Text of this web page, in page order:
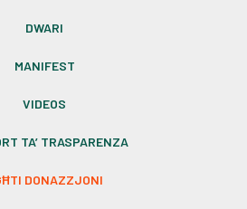
DWARI
MANIFEST
VIDEOS
TA’ TRASPARENZA
DONAZZJONI